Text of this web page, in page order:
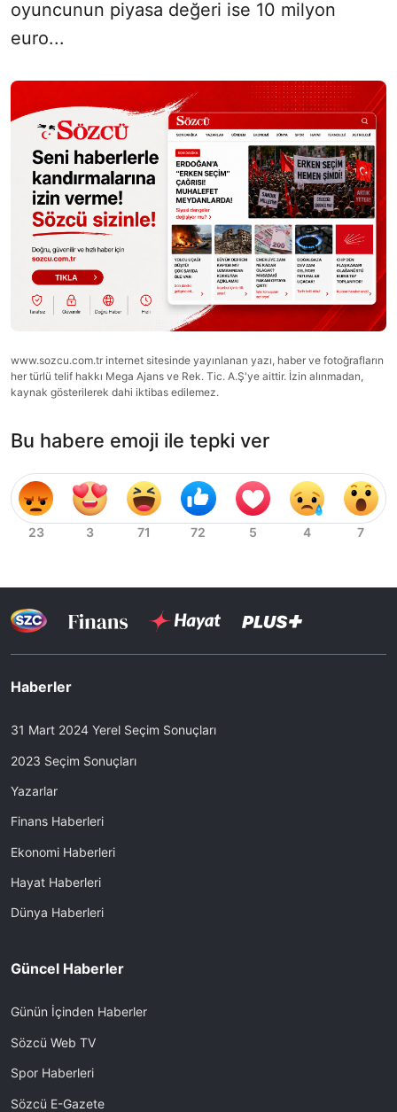
oyuncunun piyasa değeri ise 10 milyon
euro...
www.sozcu.com.tr internet sitesinde yayınlanan yazı, haber ve fotoğrafların
her türlü telif hakkı Mega Ajans ve Rek. Tic. A.Ş'ye aittir. İzin alınmadan,
kaynak gösterilerek dahi iktibas edilemez.
Bu habere emoji ile tepki ver
Haberler
31 Mart 2024 Yerel Seçim Sonuçları
2023 Seçim Sonuçları
Yazarlar
Finans Haberleri
Ekonomi Haberleri
Hayat Haberleri
Dünya Haberleri
Güncel Haberler
Günün İçinden Haberler
Sözcü Web TV
Spor Haberleri
Sözcü E-Gazete